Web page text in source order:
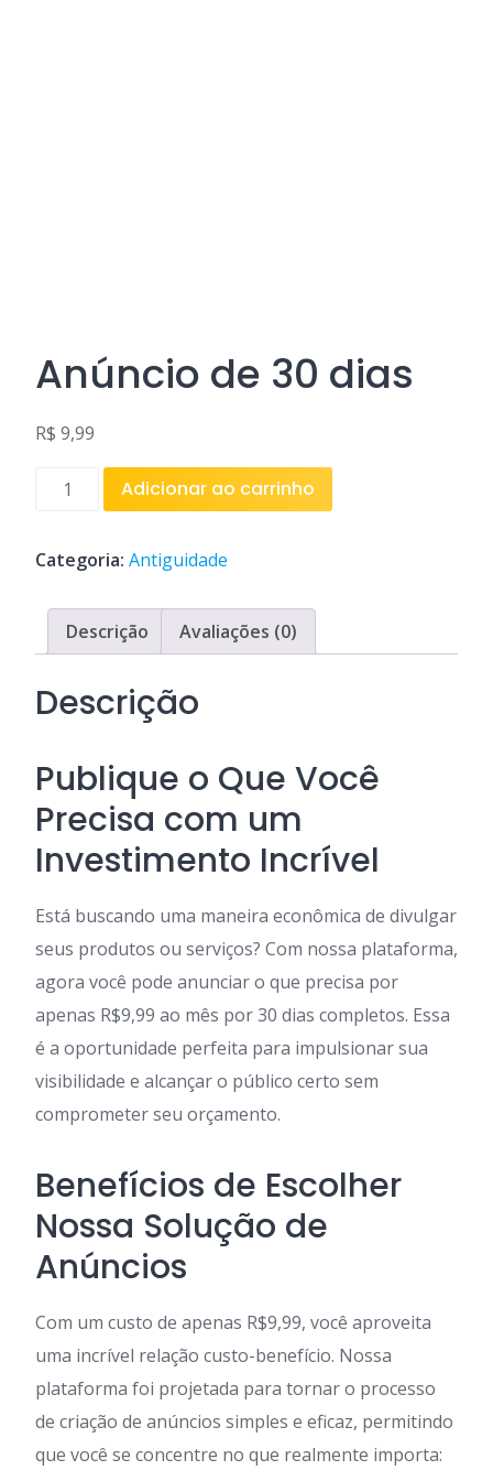
Anúncio de 30 dias
R$ 9,99
Anúncio
dias
Adicionar ao carrinho
Categoria: Antiguidade
Descrição Avaliações (0)
Descrição
Publique o Que Você
Precisa com um
Investimento Incrível
Está buscando uma maneira econômica de divulgar
seus produtos ou serviços? Com nossa plataforma,
agora você pode anunciar o que precisa por
apenas R$9,99 ao mês por 30 dias completos. Essa
é a oportunidade perfeita para impulsionar sua
visibilidade e alcançar o público certo sem
comprometer seu orçamento.
Benefícios de Escolher
Nossa Solução de
Anúncios
Com um custo de apenas R$9,99, você aproveita
uma incrível relação custo-benefício. Nossa
plataforma foi projetada para tornar o processo
de criação de anúncios simples e eficaz, permitindo
que você se concentre no que realmente importa: